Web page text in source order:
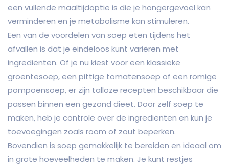
een vullende maaltijdoptie is die je hongergevoel kan
verminderen en je metabolisme kan stimuleren.
Een van de voordelen van soep eten tijdens het
afvallen is dat je eindeloos kunt variëren met
ingrediënten. Of je nu kiest voor een klassieke
groentesoep, een pittige tomatensoep of een romige
pompoensoep, er zijn talloze recepten beschikbaar die
passen binnen een gezond dieet. Door zelf soep te
maken, heb je controle over de ingrediënten en kun je
toevoegingen zoals room of zout beperken.
Bovendien is soep gemakkelijk te bereiden en ideaal om
in grote hoeveelheden te maken. Je kunt restjes